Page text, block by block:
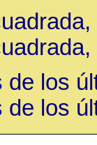
los
los